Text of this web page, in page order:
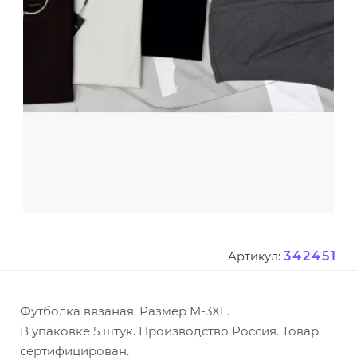
Артикул: 342451
Футболка вязаная. Размер M-3XL.
В упаковке 5 штук. Производство Россия. Товар
сертифицирован.